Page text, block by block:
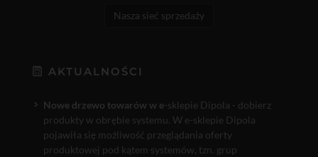
Nasza sieć sprzedaży
AKTUALNOŚCI
Nowe drzewo towarów w e-sklepie Dipola - dobierz
produkty w obrębie systemu. W e-sklepie Dipola
pojawiła się możliwość przeglądania oferty
produktowej pod kątem systemów, tzn. grup